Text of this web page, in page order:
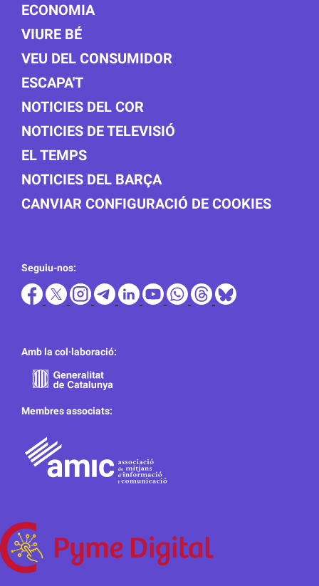
ECONOMIA
VIURE BÉ
VEU DEL CONSUMIDOR
ESCAPA'T
NOTICIES DEL COR
NOTICIES DE TELEVISIÓ
EL TEMPS
NOTICIES DEL BARÇA
CANVIAR CONFIGURACIÓ DE COOKIES
Seguiu-nos:
Amb la col·laboració:
Membres associats: